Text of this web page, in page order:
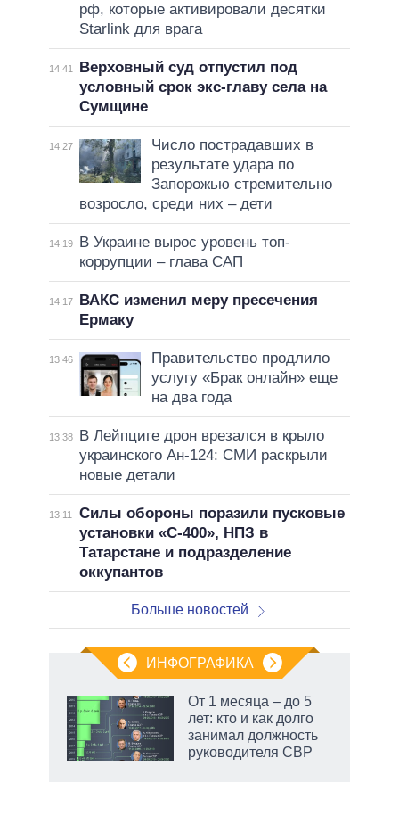
рф, которые активировали десятки
Starlink для врага
14:41
Верховный суд отпустил под
условный срок экс-главу села на
Сумщине
14:27
Число пострадавших в
результате удара по
Запорожью стремительно
возросло, среди них – дети
14:19
В Украине вырос уровень топ-
коррупции – глава САП
14:17
ВАКС изменил меру пресечения
Ермаку
13:46
Правительство продлило
услугу «Брак онлайн» еще
на два года
13:38
В Лейпциге дрон врезался в крыло
украинского Ан-124: СМИ раскрыли
новые детали
13:11
Силы обороны поразили пусковые
установки «С-400», НПЗ в
Татарстане и подразделение
оккупантов
Больше новостей
ИНФОГРАФИКА
От 1 месяца – до 5
лет: кто и как долго
занимал должность
руководителя СВР